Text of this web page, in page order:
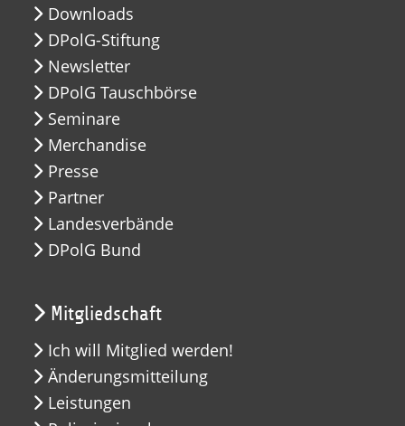
Downloads
DPolG-Stiftung
Newsletter
DPolG Tauschbörse
Seminare
Merchandise
Presse
Partner
Landesverbände
DPolG Bund
Mitgliedschaft
Ich will Mitglied werden!
Änderungsmitteilung
Leistungen